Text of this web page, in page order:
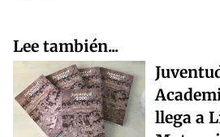
Lee también...
llega a